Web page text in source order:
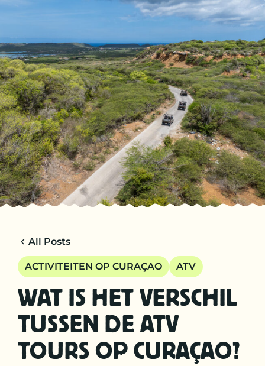
TRIPS
CHARTERS
OVER ONS
TIPS
CONTACT
All Posts
ACTIVITEITEN OP CURAÇAO ATV
WAT IS HET VERSCHIL
TUSSEN DE ATV
TOURS OP CURAÇAO?